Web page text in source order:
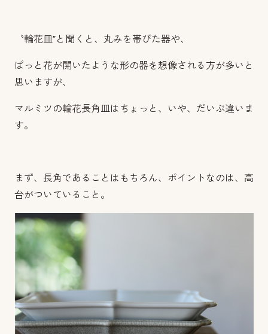
〝輪花皿″と聞くと、丸みを帯びた器や、
ぱっと花が開いたような形の器を想像される方が多いと
思いますが、
マルミツの輪花長角皿はちょっと、いや、だいぶ違いま
す。
まず、長角であることはもちろん、ポイントなのは、高
台がついていること。